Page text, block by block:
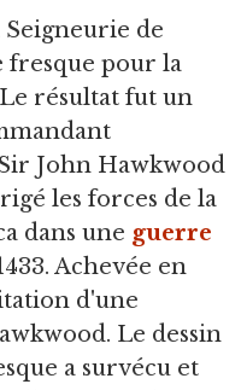
de
fresque pour la
résultat fut un
John Hawkwood
les forces de la
dans une guerre
Achevée en
d'une
Le dessin
a survécu et